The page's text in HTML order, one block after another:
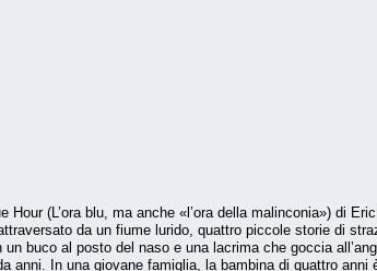
(L’ora blu, ma anche «l’ora della malinconia») di
da un fiume lurido, quattro piccole storie di
buco al posto del naso e una lacrima che goccia
anni. In una giovane famiglia, la bambina di quattro